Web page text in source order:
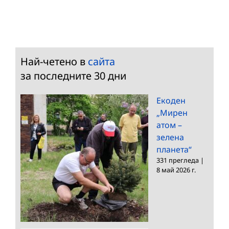
Най-четено в сайта
за последните 30 дни
Екоден
„Мирен
атом –
зелена
планета“
331 прегледа |
8 май 2026 г.